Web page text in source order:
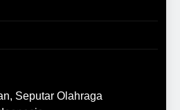
Seputar Olahraga